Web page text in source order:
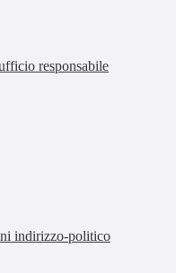
responsabile
indirizzo-politico